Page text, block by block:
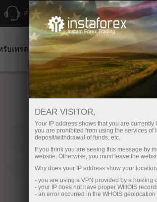
สนับสนุน เปิดบัญชีเทรดทันที
รับเทรดเดอร์ สำหรับผู้เริ่มต้นใหม่ สำหรับนั
DEAR VISITOR,
Your IP address shows that you are
you are prohibited from using the services
deposit/withdrawal of funds, etc.
If you think you are seeing this message by
website. Otherwise, you must leave the
Why does your IP address show your
- you are using a VPN provided by a hosting
- your IP does not have proper WHOIS
- an error occurred in the WHOIS